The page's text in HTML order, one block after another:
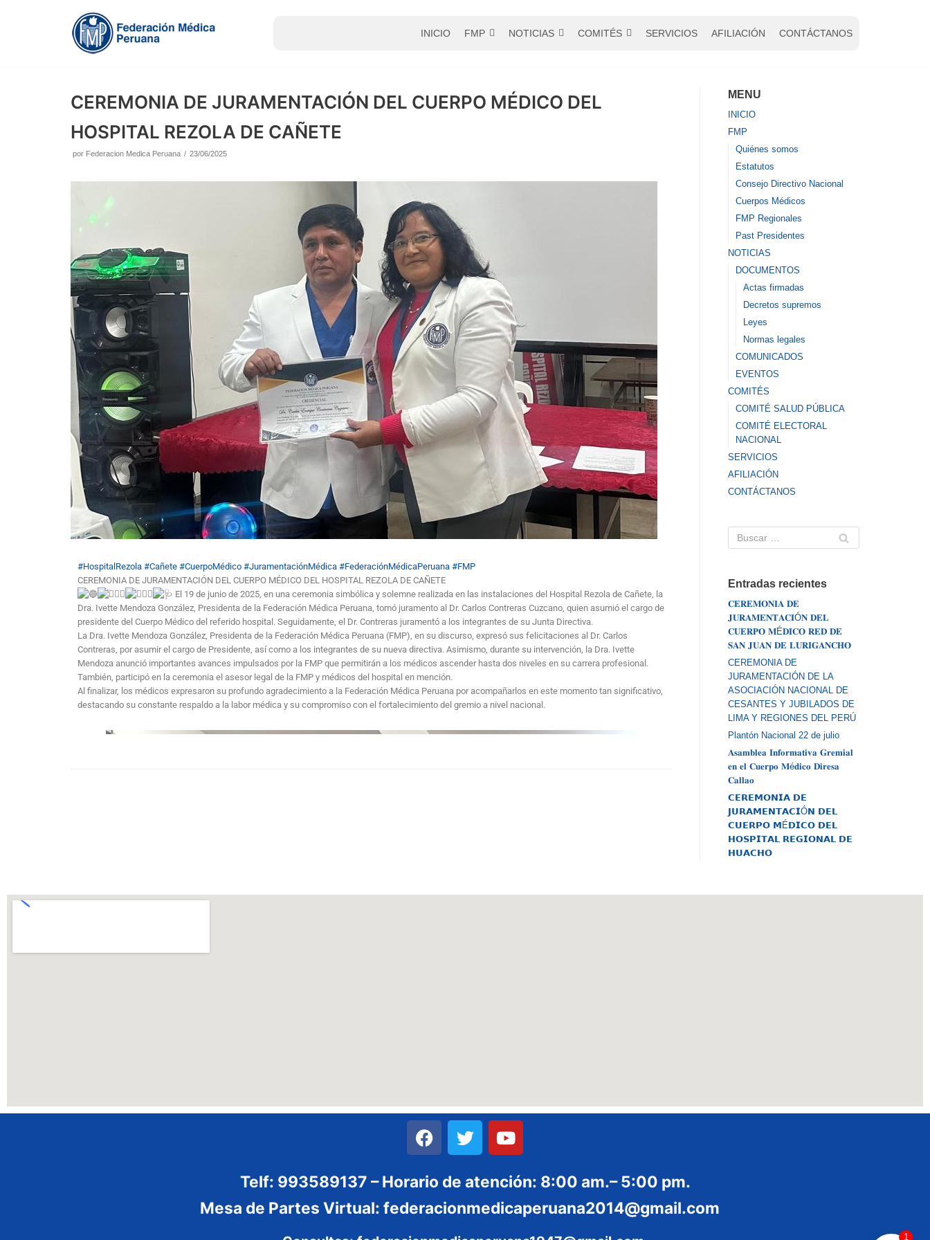
INICIO FMP NOTICIAS COMITÉS SERVICIOS AFILIACIÓN CONTÁCTANOS
CEREMONIA DE JURAMENTACIÓN DEL CUERPO MÉDICO DEL
HOSPITAL REZOLA DE CAÑETE
por Federacion Medica Peruana 23/06/2025
#HospitalRezola #Cañete #CuerpoMédico #JuramentaciónMédica #FederaciónMédicaPeruana #FMP
CEREMONIA DE JURAMENTACIÓN DEL CUERPO MÉDICO DEL HOSPITAL REZOLA DE CAÑETE
El 19 de junio de 2025, en una ceremonia simbólica y solemne realizada en las instalaciones del Hospital Rezola de Cañete, la
Dra. Ivette Mendoza González, Presidenta de la Federación Médica Peruana, tomó juramento al Dr. Carlos Contreras Cuzcano, quien asumió el cargo de
presidente del Cuerpo Médico del referido hospital. Seguidamente, el Dr. Contreras juramentó a los integrantes de su Junta Directiva.
La Dra. Ivette Mendoza González, Presidenta de la Federación Médica Peruana (FMP), en su discurso, expresó sus felicitaciones al Dr. Carlos
Contreras, por asumir el cargo de Presidente, así como a los integrantes de su nueva directiva. Asimismo, durante su intervención, la Dra. Ivette
Mendoza anunció importantes avances impulsados por la FMP que permitirán a los médicos ascender hasta dos niveles en su carrera profesional.
También, participó en la ceremonia el asesor legal de la FMP y médicos del hospital en mención.
Al finalizar, los médicos expresaron su profundo agradecimiento a la Federación Médica Peruana por acompañarlos en este momento tan significativo,
destacando su constante respaldo a la labor médica y su compromiso con el fortalecimiento del gremio a nivel nacional.
MENU
INICIO
FMP
Quiénes somos
Estatutos
Consejo Directivo Nacional
Cuerpos Médicos
FMP Regionales
Past Presidentes
NOTICIAS
DOCUMENTOS
Actas firmadas
Decretos supremos
Leyes
Normas legales
COMUNICADOS
EVENTOS
COMITÉS
COMITÉ SALUD PÚBLICA
COMITÉ ELECTORAL
NACIONAL
SERVICIOS
AFILIACIÓN
CONTÁCTANOS
Entradas recientes
𝐂𝐄𝐑𝐄𝐌𝐎𝐍𝐈𝐀 𝐃𝐄
𝐉𝐔𝐑𝐀𝐌𝐄𝐍𝐓𝐀𝐂𝐈Ó𝐍 𝐃𝐄𝐋
𝐂𝐔𝐄𝐑𝐏𝐎 𝐌É𝐃𝐈𝐂𝐎 𝐑𝐄𝐃 𝐃𝐄
𝐒𝐀𝐍 𝐉𝐔𝐀𝐍 𝐃𝐄 𝐋𝐔𝐑𝐈𝐆𝐀𝐍𝐂𝐇𝐎
CEREMONIA DE
JURAMENTACIÓN DE LA
ASOCIACIÓN NACIONAL DE
CESANTES Y JUBILADOS DE
LIMA Y REGIONES DEL PERÚ
Plantón Nacional 22 de julio
𝐀𝐬𝐚𝐦𝐛𝐥𝐞𝐚 𝐈𝐧𝐟𝐨𝐫𝐦𝐚𝐭𝐢𝐯𝐚 𝐆𝐫𝐞𝐦𝐢𝐚𝐥
𝐞𝐧 𝐞𝐥 𝐂𝐮𝐞𝐫𝐩𝐨 𝐌é𝐝𝐢𝐜𝐨 𝐃𝐢𝐫𝐞𝐬𝐚
𝐂𝐚𝐥𝐥𝐚𝐨
𝗖𝗘𝗥𝗘𝗠𝗢𝗡𝗜𝗔 𝗗𝗘
𝗝𝗨𝗥𝗔𝗠𝗘𝗡𝗧𝗔𝗖𝗜Ó𝗡 𝗗𝗘𝗟
𝗖𝗨𝗘𝗥𝗣𝗢 𝗠É𝗗𝗜𝗖𝗢 𝗗𝗘𝗟
𝗛𝗢𝗦𝗣𝗜𝗧𝗔𝗟 𝗥𝗘𝗚𝗜𝗢𝗡𝗔𝗟 𝗗𝗘
𝗛𝗨𝗔𝗖𝗛𝗢
Telf: 993589137 – Horario de atención: 8:00 am.– 5:00 pm.
Mesa de Partes Virtual: federacionmedicaperuana2014@gmail.com
1